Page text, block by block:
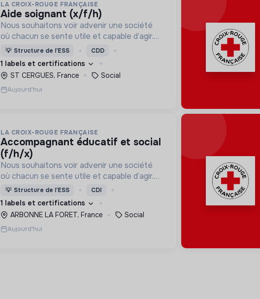
LA CROIX-ROUGE FRANÇAISE
aide soignant (x/f/h)
Nous souhaitons voir advenir une société
où chacun se sente utile et capable d’agir.
Pour cela, nous proposons des moyens et
des lieux d’engagement innovants et
adaptés à tous.
💡 Structure de l’ESS CDD
1 labels et certifications
ST CERGUES, France
Social
Aujourd'hui
LA CROIX-ROUGE FRANÇAISE
accompagnant éducatif et social
(f/h/x)
Nous souhaitons voir advenir une société
où chacun se sente utile et capable d’agir.
Pour cela, nous proposons des moyens et
des lieux d’engagement innovants et
adaptés à tous.
💡 Structure de l’ESS CDI
1 labels et certifications
ARBONNE LA FORET, France
Social
Aujourd'hui